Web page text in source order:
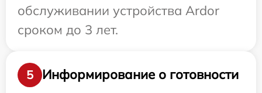
обслуживании устройства Ardor
сроком до 3 лет.
5
Информирование о готовности